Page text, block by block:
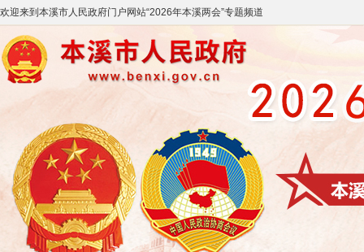
欢迎来到 本溪市人民政府门户网站“2026年本溪两会”专题频道